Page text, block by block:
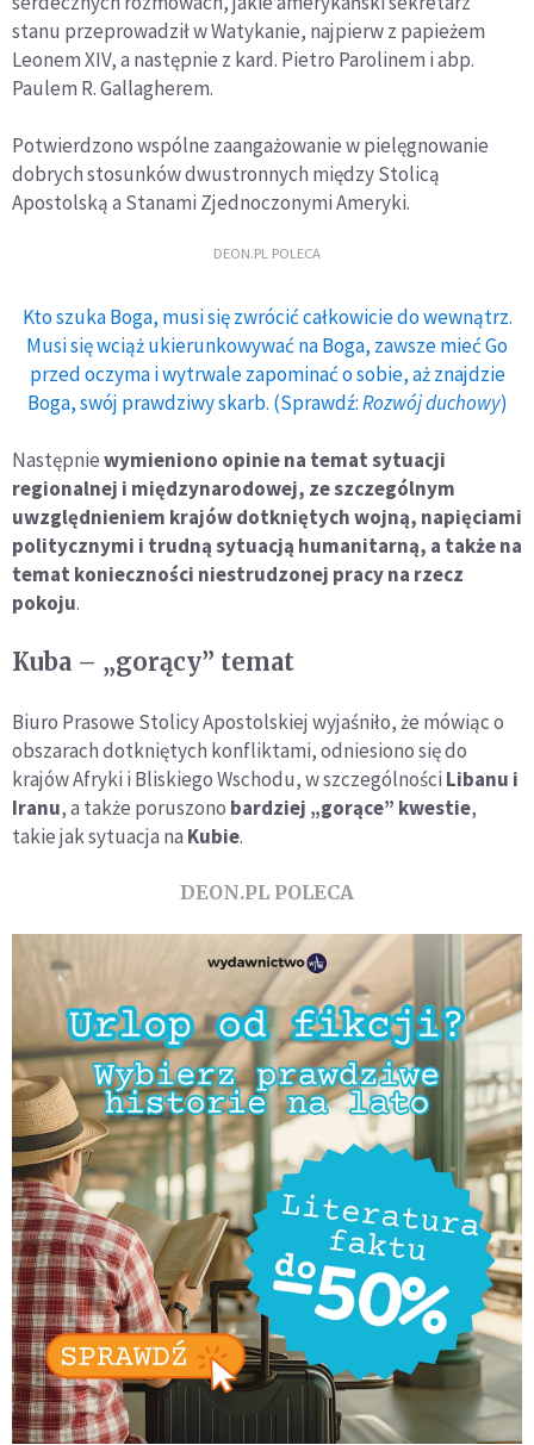
stanu przeprowadził w Watykanie, najpierw z papieżem
Leonem XIV, a następnie z kard. Pietro Parolinem i abp.
Paulem R. Gallagherem.
Potwierdzono wspólne zaangażowanie w pielęgnowanie
dobrych stosunków dwustronnych między Stolicą
Apostolską a Stanami Zjednoczonymi Ameryki.
DEON.PL POLECA
Kto szuka Boga, musi się zwrócić całkowicie do wewnątrz.
Musi się wciąż ukierunkowywać na Boga, zawsze mieć Go
przed oczyma i wytrwale zapominać o sobie, aż znajdzie
Boga, swój prawdziwy skarb. (Sprawdź:Rozwój duchowy)
Następniewymieniono opinie na temat sytuacji
regionalnej i międzynarodowej, ze szczególnym
uwzględnieniem krajów dotkniętych wojną, napięciami
politycznymi i trudną sytuacją humanitarną, a także na
temat konieczności niestrudzonej pracy na rzecz
pokoju.
Kuba – „gorący” temat
Biuro Prasowe Stolicy Apostolskiej wyjaśniło, że mówiąc o
obszarach dotkniętych konfliktami, odniesiono się do
krajów Afryki i Bliskiego Wschodu, w szczególności Libanu i
Iranu, a także poruszono bardziej „gorące” kwestie,
takie jak sytuacja na Kubie.
DEON.PL POLECA